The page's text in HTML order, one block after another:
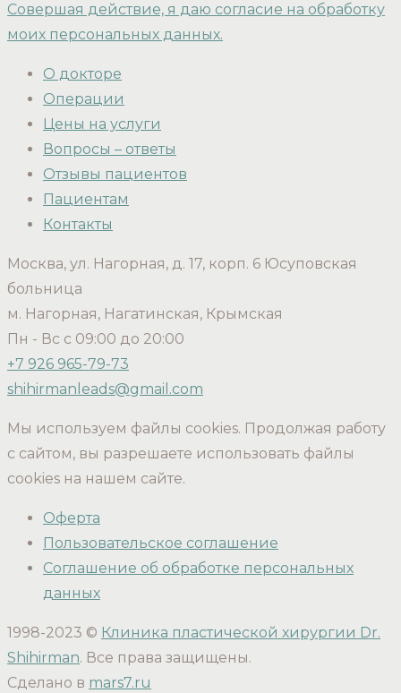
Совершая действие, я даю согласие на обработку
моих персональных данных.
О докторе
Операции
Цены на услуги
Вопросы – ответы
Отзывы пациентов
Пациентам
Контакты
Москва, ул. Нагорная, д. 17, корп. 6 Юсуповская
больница
м. Нагорная, Нагатинская, Крымская
Пн - Вс с 09:00 до 20:00
+7 926 965-79-73
shihirmanleads@gmail.com
Мы используем файлы cookies. Продолжая работу
с сайтом, вы разрешаете использовать файлы
cookies на нашем сайте.
Оферта
Пользовательское соглашение
Соглашение об обработке персональных
данных
1998-2023 © Клиника пластической хирургии Dr.
Shihirman. Все права защищены.
Сделано в mars7.ru